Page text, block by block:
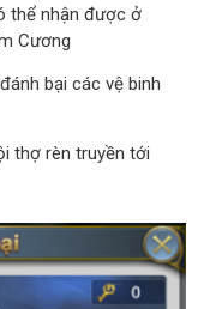
thể nhận được ở
Cương
bại các vệ binh
thợ rèn truyền tới